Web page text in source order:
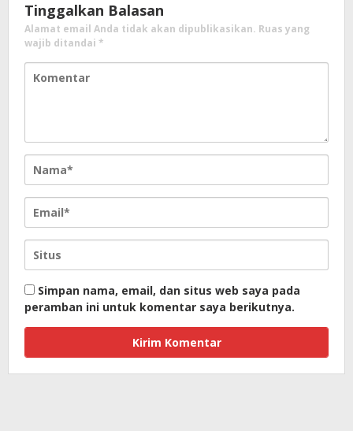
Tinggalkan Balasan
Alamat email Anda tidak akan dipublikasikan. Ruas yang
wajib ditandai *
Simpan nama, email, dan situs web saya pada
peramban ini untuk komentar saya berikutnya.